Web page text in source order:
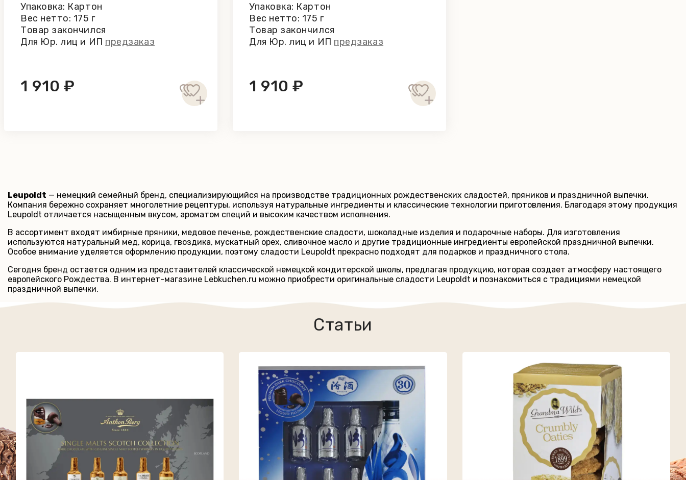
Упаковка: Картон
Вес нетто: 175 г
Товар закончился
Для Юр. лиц и ИП предзаказ
1 910 ₽
Упаковка: Картон
Вес нетто: 175 г
Товар закончился
Для Юр. лиц и ИП предзаказ
1 910 ₽
Leupoldt — немецкий семейный бренд, специализирующийся на производстве традиционных рождественских сладостей, пряников и праздничной выпечки.
Компания бережно сохраняет многолетние рецептуры, используя натуральные ингредиенты и классические технологии приготовления. Благодаря этому продукция
Leupoldt отличается насыщенным вкусом, ароматом специй и высоким качеством исполнения.
В ассортимент входят имбирные пряники, медовое печенье, рождественские сладости, шоколадные изделия и подарочные наборы. Для изготовления
используются натуральный мед, корица, гвоздика, мускатный орех, сливочное масло и другие традиционные ингредиенты европейской праздничной выпечки.
Особое внимание уделяется оформлению продукции, поэтому сладости Leupoldt прекрасно подходят для подарков и праздничного стола.
Сегодня бренд остается одним из представителей классической немецкой кондитерской школы, предлагая продукцию, которая создает атмосферу настоящего
европейского Рождества. В интернет-магазине Lebkuchen.ru можно приобрести оригинальные сладости Leupoldt и познакомиться с традициями немецкой
праздничной выпечки.
Статьи